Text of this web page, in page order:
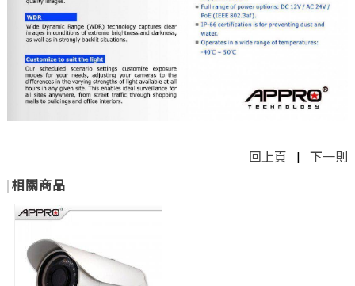
回上頁 |下一則
相關商品